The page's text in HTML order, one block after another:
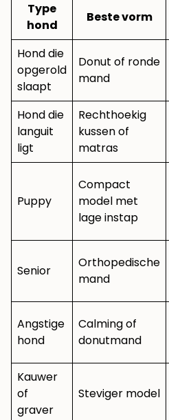
Type
hond
Beste vorm
Hond die
opgerold
slaapt
Donut of ronde
mand
Hond die
languit
ligt
Rechthoekig
kussen of
matras
Puppy
Compact
model met
lage instap
Senior
Orthopedische
mand
Angstige
hond
Calming of
donutmand
Kauwer
of
graver
Steviger model